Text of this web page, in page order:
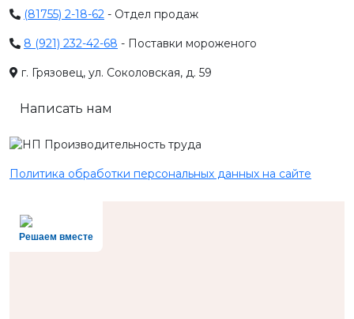
(81755) 2-18-62 - Отдел продаж
8 (921) 232-42-68 - Поставки мороженого
г. Грязовец, ул. Соколовская, д. 59
Написать нам
Политика обработки персональных данных на сайте
Решаем вместе